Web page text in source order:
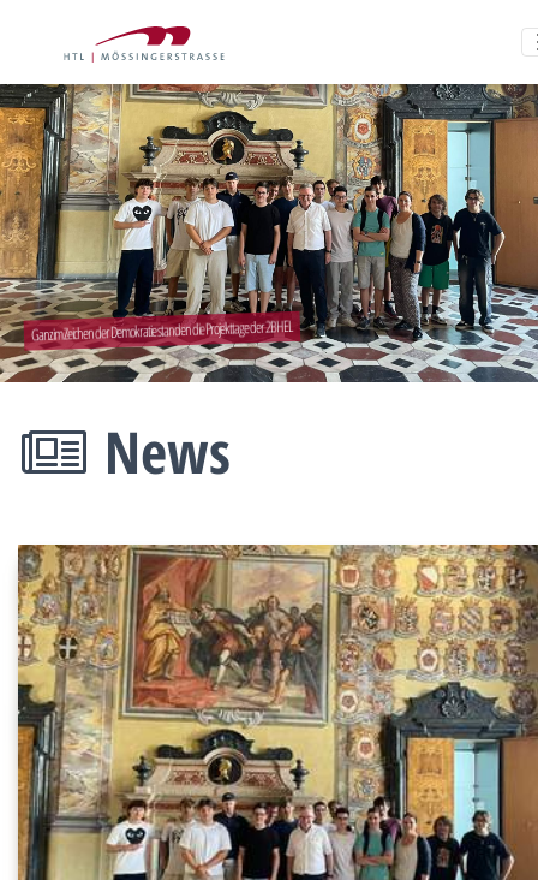
Ganz im Zeichen der Demokratie standen die Projekttage der 2BHEL
News